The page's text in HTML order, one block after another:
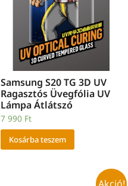
Samsung S20 TG 3D UV
Ragasztós Üvegfólia UV
Lámpa Átlátszó
7 990 Ft
Kosárba teszem